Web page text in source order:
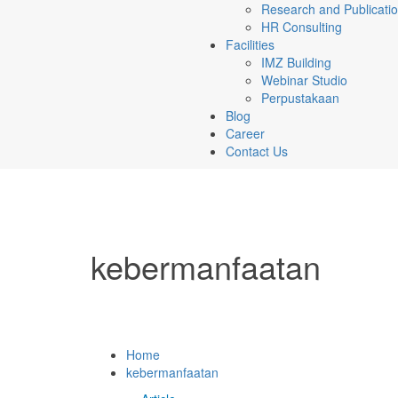
Research and
HR Consulting
Facilities
IMZ Building
Webinar Studio
Perpustakaan
Blog
Career
Contact Us
kebermanfaatan
Home
kebermanfaatan